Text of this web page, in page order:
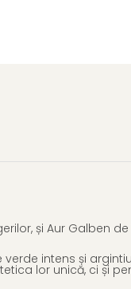
și Aur Galben
intens și
lor unică, ci și